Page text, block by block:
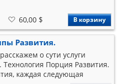
В
список
желаний
60,00 $ В корзину
Развития.
о сути услуги
Порция Развития.
каждая следующая